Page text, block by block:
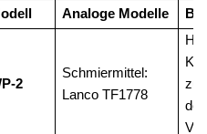
Analoge Modelle
2
Schmiermittel:
Lanco TF1778
zur
der